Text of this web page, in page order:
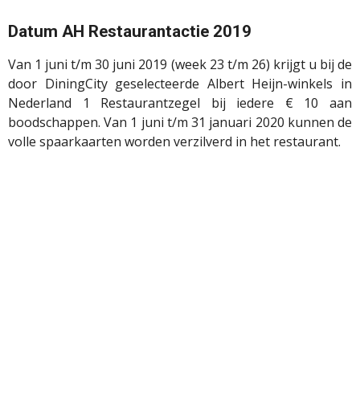
Datum AH Restaurantactie 2019
Van 1 juni t/m 30 juni 2019 (week 23 t/m 26) krijgt u bij de
door DiningCity geselecteerde Albert Heijn-winkels in
Nederland 1 Restaurantzegel bij iedere € 10 aan
boodschappen. Van 1 juni t/m 31 januari 2020 kunnen de
volle spaarkaarten worden verzilverd in het restaurant.